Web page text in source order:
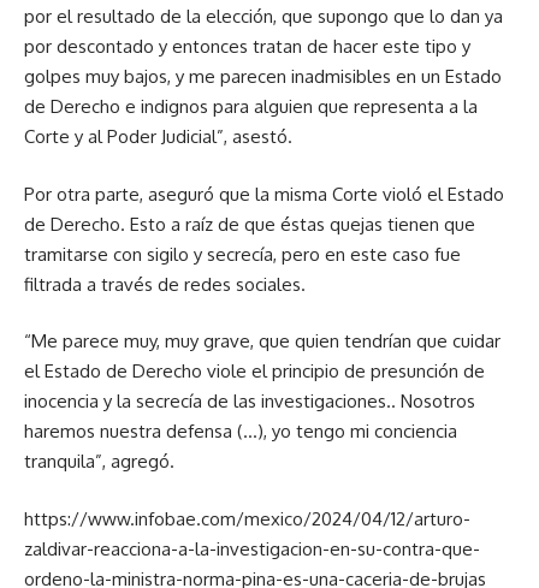
por el resultado de la elección, que supongo que lo dan ya
por descontado y entonces tratan de hacer este tipo y
golpes muy bajos, y me parecen inadmisibles en un Estado
de Derecho e indignos para alguien que representa a la
Corte y al Poder Judicial”, asestó.
Por otra parte, aseguró que la misma Corte violó el Estado
de Derecho. Esto a raíz de que éstas quejas tienen que
tramitarse con sigilo y secrecía, pero en este caso fue
filtrada a través de redes sociales.
“Me parece muy, muy grave, que quien tendrían que cuidar
el Estado de Derecho viole el principio de presunción de
inocencia y la secrecía de las investigaciones.. Nosotros
haremos nuestra defensa (…), yo tengo mi conciencia
tranquila”, agregó.
https://www.infobae.com/mexico/2024/04/12/arturo-
zaldivar-reacciona-a-la-investigacion-en-su-contra-que-
ordeno-la-ministra-norma-pina-es-una-caceria-de-brujas